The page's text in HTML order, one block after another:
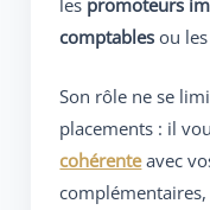
les promoteurs
comptables ou
Son rôle ne se
placements : il
cohérenteavec